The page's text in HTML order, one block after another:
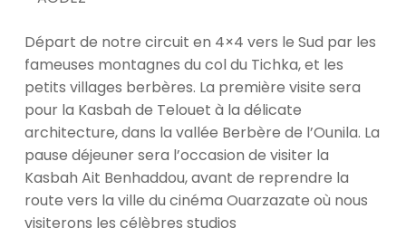
Départ de notre circuit en 4×4 vers le Sud par les
fameuses montagnes du col du Tichka, et les
petits villages berbères. La première visite sera
pour la Kasbah de Telouet à la délicate
architecture, dans la vallée Berbère de l’Ounila. La
pause déjeuner sera l’occasion de visiter la
Kasbah Ait Benhaddou, avant de reprendre la
route vers la ville du cinéma Ouarzazate où nous
visiterons les célèbres studios